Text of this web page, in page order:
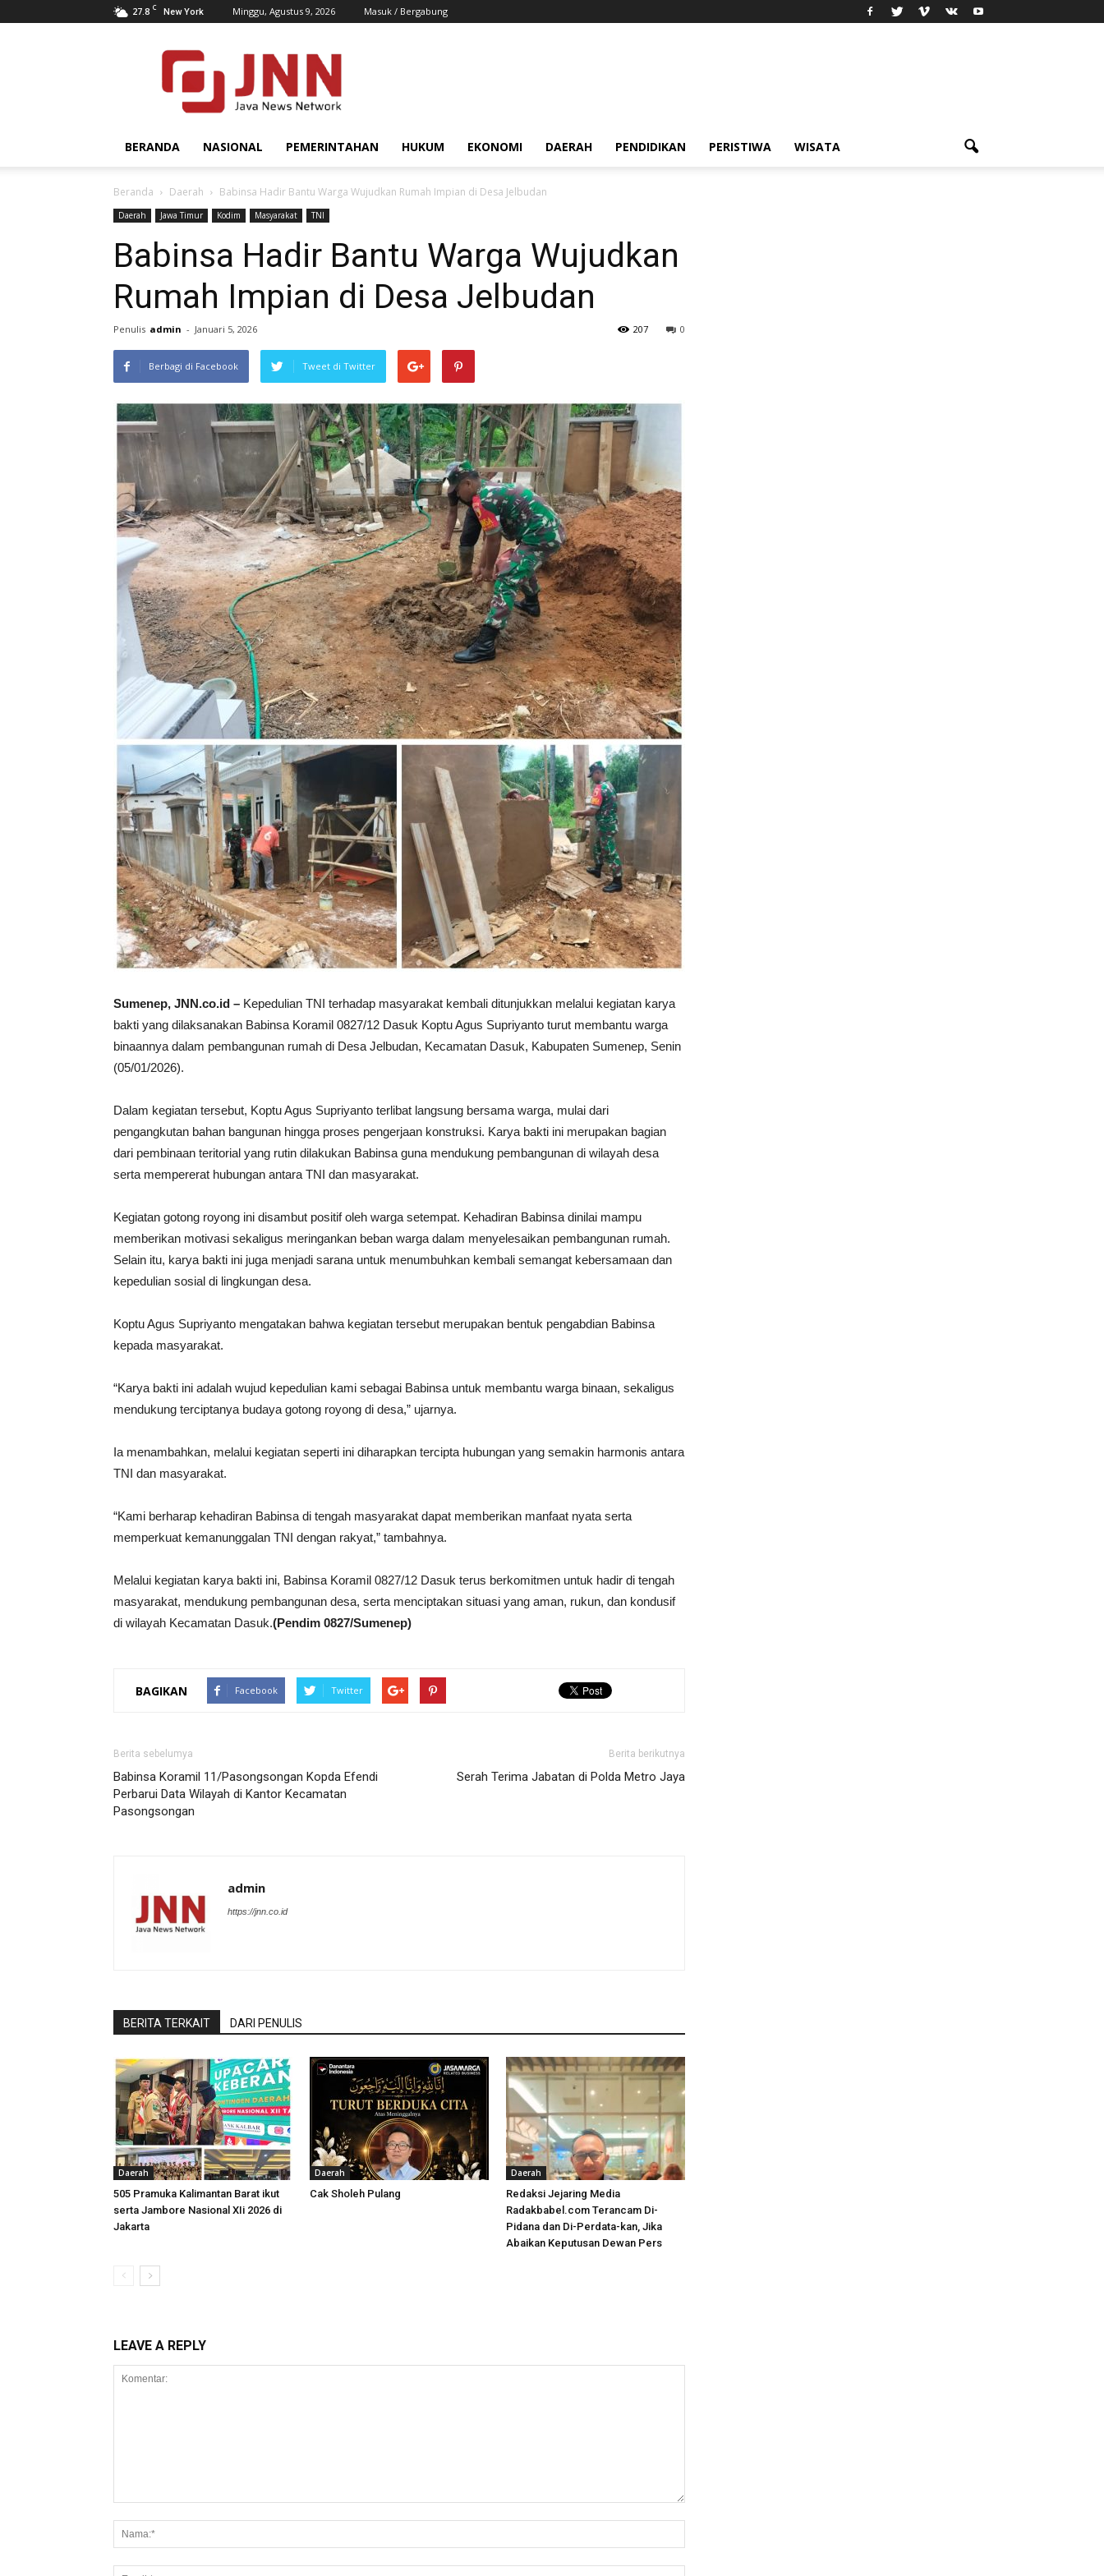
27.8 C New York Minggu, Agustus 9, 2026 Masuk / Bergabung
JNN.co.id
BERANDA NASIONAL PEMERINTAHAN HUKUM EKONOMI DAERAH PENDIDIKAN PERISTIWA WISATA
Beranda Daerah Babinsa Hadir Bantu Warga Wujudkan Rumah Impian di Desa Jelbudan
Daerah Jawa Timur Kodim Masyarakat TNI
Babinsa Hadir Bantu Warga Wujudkan
Rumah Impian di Desa Jelbudan
Penulis admin - Januari 5, 2026 0
207
Berbagi di Facebook Tweet di Twitter
Sumenep, JNN.co.id – Kepedulian TNI terhadap masyarakat kembali ditunjukkan melalui kegiatan karya
bakti yang dilaksanakan Babinsa Koramil 0827/12 Dasuk Koptu Agus Supriyanto turut membantu warga
binaannya dalam pembangunan rumah di Desa Jelbudan, Kecamatan Dasuk, Kabupaten Sumenep, Senin
(05/01/2026).
Dalam kegiatan tersebut, Koptu Agus Supriyanto terlibat langsung bersama warga, mulai dari
pengangkutan bahan bangunan hingga proses pengerjaan konstruksi. Karya bakti ini merupakan bagian
dari pembinaan teritorial yang rutin dilakukan Babinsa guna mendukung pembangunan di wilayah desa
serta mempererat hubungan antara TNI dan masyarakat.
Kegiatan gotong royong ini disambut positif oleh warga setempat. Kehadiran Babinsa dinilai mampu
memberikan motivasi sekaligus meringankan beban warga dalam menyelesaikan pembangunan rumah.
Selain itu, karya bakti ini juga menjadi sarana untuk menumbuhkan kembali semangat kebersamaan dan
kepedulian sosial di lingkungan desa.
Koptu Agus Supriyanto mengatakan bahwa kegiatan tersebut merupakan bentuk pengabdian Babinsa
kepada masyarakat.
“Karya bakti ini adalah wujud kepedulian kami sebagai Babinsa untuk membantu warga binaan, sekaligus
mendukung terciptanya budaya gotong royong di desa,” ujarnya.
Ia menambahkan, melalui kegiatan seperti ini diharapkan tercipta hubungan yang semakin harmonis antara
TNI dan masyarakat.
“Kami berharap kehadiran Babinsa di tengah masyarakat dapat memberikan manfaat nyata serta
memperkuat kemanunggalan TNI dengan rakyat,” tambahnya.
Melalui kegiatan karya bakti ini, Babinsa Koramil 0827/12 Dasuk terus berkomitmen untuk hadir di tengah
masyarakat, mendukung pembangunan desa, serta menciptakan situasi yang aman, rukun, dan kondusif
di wilayah Kecamatan Dasuk.(Pendim 0827/Sumenep)
BAGIKAN Facebook Twitter
Berita sebelumya
Babinsa Koramil 11/Pasongsongan Kopda Efendi
Perbarui Data Wilayah di Kantor Kecamatan
Pasongsongan
Berita berikutnya
Serah Terima Jabatan di Polda Metro Jaya
admin
https://jnn.co.id
BERITA TERKAIT DARI PENULIS
Daerah
505 Pramuka Kalimantan Barat ikut
serta Jambore Nasional XIi 2026 di
Jakarta
Daerah
Cak Sholeh Pulang
Daerah
Redaksi Jejaring Media
Radakbabel.com Terancam Di-
Pidana dan Di-Perdata-kan, Jika
Abaikan Keputusan Dewan Pers
LEAVE A REPLY